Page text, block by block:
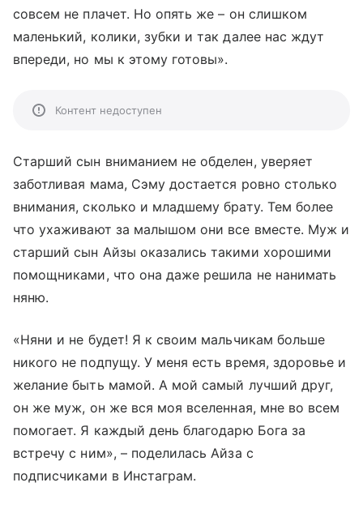
совсем не плачет. Но опять же – он слишком
маленький, колики, зубки и так далее нас ждут
впереди, но мы к этому готовы».
Контент недоступен
Старший сын вниманием не обделен, уверяет
заботливая мама, Сэму достается ровно столько
внимания, сколько и младшему брату. Тем более
что ухаживают за малышом они все вместе. Муж и
старший сын Айзы оказались такими хорошими
помощниками, что она даже решила не нанимать
няню.
«Няни и не будет! Я к своим мальчикам больше
никого не подпущу. У меня есть время, здоровье и
желание быть мамой. А мой самый лучший друг,
он же муж, он же вся моя вселенная, мне во всем
помогает. Я каждый день благодарю Бога за
встречу с ним», – поделилась Айза с
подписчиками в Инстаграм.